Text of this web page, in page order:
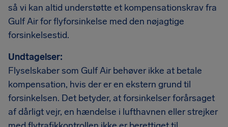
så vi kan altid understøtte et kompensationskrav fra
Gulf Air for flyforsinkelse med den nøjagtige
forsinkelsestid.
Undtagelser:
Flyselskaber som Gulf Air behøver ikke at betale
kompensation, hvis der er en ekstern grund til
forsinkelsen. Det betyder, at forsinkelser forårsaget
af dårligt vejr, en hændelse i lufthavnen eller strejker